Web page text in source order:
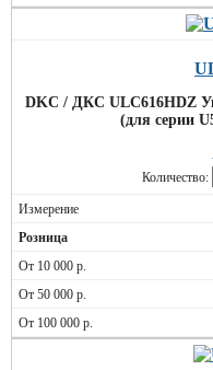
DKC / ДКС ULC616HDZ
(для серии
Количество: